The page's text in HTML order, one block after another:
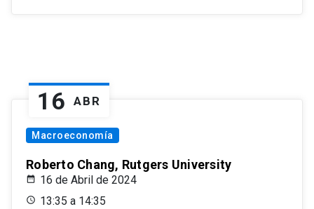
16 ABR
Macroeconomía
Roberto Chang, Rutgers University
16 de Abril de 2024
13:35 a 14:35